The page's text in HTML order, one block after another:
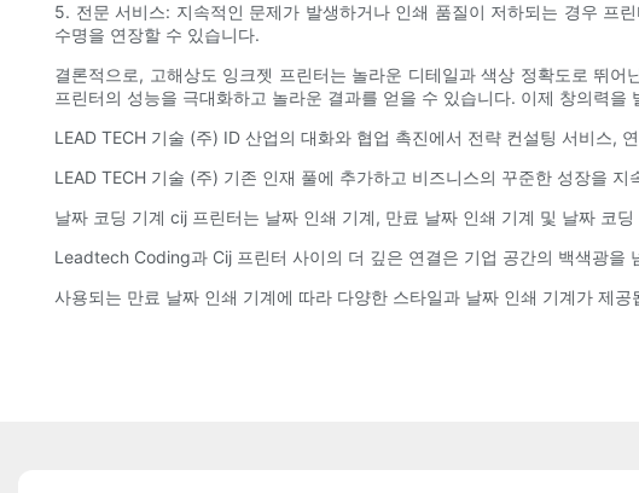
5. 전문 서비스: 지속적인 문제가 발생하거나 인쇄 품질이 저하되는 경우 프
수명을 연장할 수 있습니다.
결론적으로, 고해상도 잉크젯 프린터는 놀라운 디테일과 색상 정확도로 뛰
프린터의 성능을 극대화하고 놀라운 결과를 얻을 수 있습니다. 이제 창의력
LEAD TECH 기술 (주) ID 산업의 대화와 협업 촉진에서 전략 컨설팅 서비스,
LEAD TECH 기술 (주) 기존 인재 풀에 추가하고 비즈니스의 꾸준한 성장을
날짜 코딩 기계 cij 프린터는 날짜 인쇄 기계, 만료 날짜 인쇄 기계 및 날짜 코
Leadtech Coding과 Cij 프린터 사이의 더 깊은 연결은 기업 공간의 백색광을
사용되는 만료 날짜 인쇄 기계에 따라 다양한 스타일과 날짜 인쇄 기계가 제공